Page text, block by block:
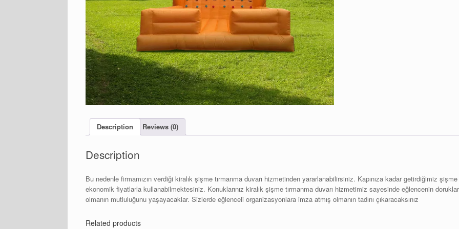
Description Reviews (0)
Description
Bu nedenle firmamızın verdiği kiralık şişme tırmanma duvarı hizmetinden yararlanabilirsiniz. Kapınıza kadar getirdiğimiz
ekonomik fiyatlarla kullanabilmektesiniz. Konuklarınız kiralık şişme tırmanma duvarı hizmetimiz sayesinde eğlencenin
olmanın mutluluğunu yaşayacaklar. Sizlerde eğlenceli organizasyonlara imza atmış olmanın tadını çıkaracaksınız
Related products